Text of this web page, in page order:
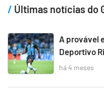
Últimas notícias do
A provável
Deportivo
há 4 meses